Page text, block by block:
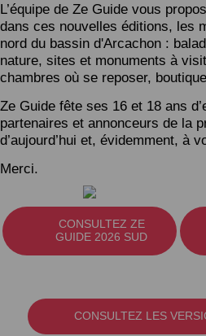
L’équipe de Ze Guide vous
dans ces nouvelles éditions, les
nord du bassin d'Arcachon :
nature, sites et monuments à
chambres où se reposer,
Ze Guide fête ses 16 et 18 ans
partenaires et annonceurs de la
d’aujourd’hui et, évidemment, à
Merci.
CONSULTEZ ZE
GUIDE 2026 SUD
CONSULTEZ LES